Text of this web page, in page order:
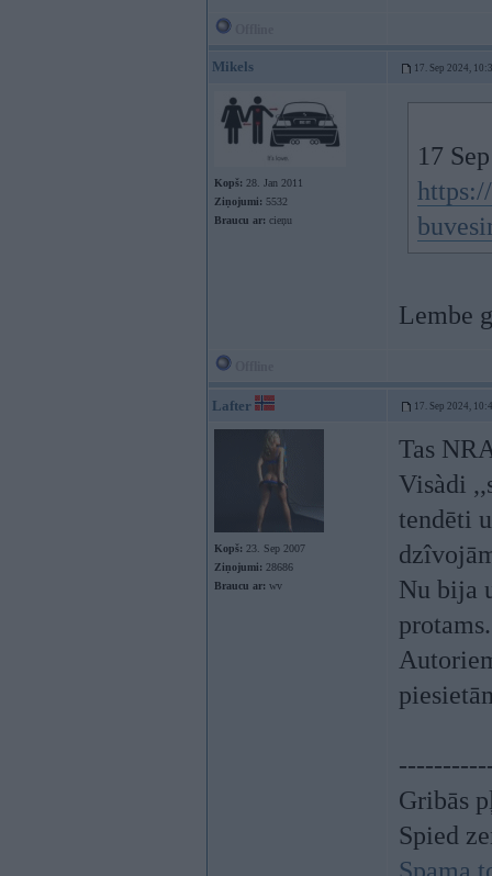
Mikels 17. Sep 2024,
Kopš: 28. Jan 2011
Ziņojumi: 5532
Braucu ar: cieņu
17
Lembe
Lafter 17. Sep 2024,
Kopš: 23. Sep 2007
Ziņojumi: 28686
Braucu ar: wv
Tas
Visàdi
tendēti
Nu bija
Gribās
Spied